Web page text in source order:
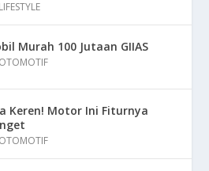
LIFESTYLE
Murah 100 Jutaan GIIAS
OTOMOTIF
Keren! Motor Ini Fiturnya
OTOMOTIF